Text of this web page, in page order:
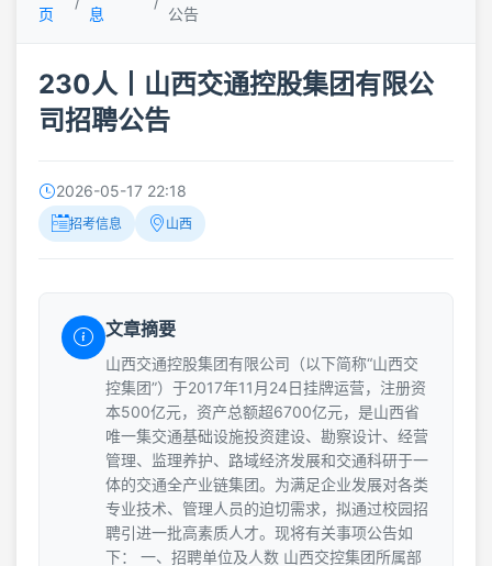
页
息
公告
230人丨山西交通控股集团有限公
司招聘公告
2026-05-17 22:18
招考信息 山西
文章摘要
山西交通控股集团有限公司（以下简称“山西交
控集团”）于2017年11月24日挂牌运营，注册资
本500亿元，资产总额超6700亿元，是山西省
唯一集交通基础设施投资建设、勘察设计、经营
管理、监理养护、路域经济发展和交通科研于一
体的交通全产业链集团。为满足企业发展对各类
专业技术、管理人员的迫切需求，拟通过校园招
聘引进一批高素质人才。现将有关事项公告如
下： 一、招聘单位及人数 山西交控集团所属部